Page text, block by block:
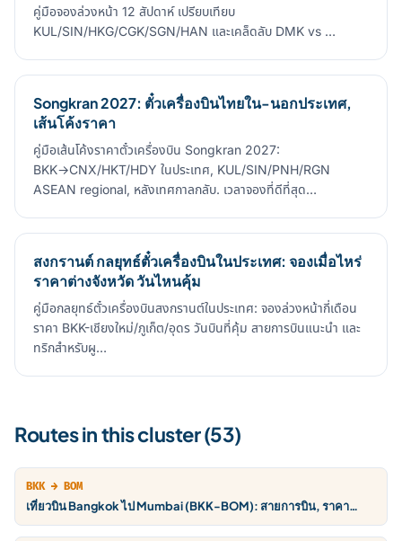
คู่มือจองล่วงหน้า 12 สัปดาห์ เปรียบเทียบ
KUL/SIN/HKG/CGK/SGN/HAN และเคล็ดลับ DMK vs …
Songkran 2027: ตั๋วเครื่องบินไทยใน-นอกประเทศ,
เส้นโค้งราคา
คู่มือเส้นโค้งราคาตั๋วเครื่องบิน Songkran 2027:
BKK→CNX/HKT/HDY ในประเทศ, KUL/SIN/PNH/RGN
ASEAN regional, หลังเทศกาลกลับ. เวลาจองที่ดีที่สุด…
สงกรานต์ กลยุทธ์ตั๋วเครื่องบินในประเทศ: จองเมื่อไหร่
ราคาต่างจังหวัด วันไหนคุ้ม
คู่มือกลยุทธ์ตั๋วเครื่องบินสงกรานต์ในประเทศ: จองล่วงหน้ากี่เดือน
ราคา BKK-เชียงใหม่/ภูเก็ต/อุดร วันบินที่คุ้ม สายการบินแนะนำ และ
ทริกสำหรับผู…
Routes in this cluster (53)
BKK → BOM
เที่ยวบิน Bangkok ไป Mumbai (BKK-BOM): สายการบิน, ราคา